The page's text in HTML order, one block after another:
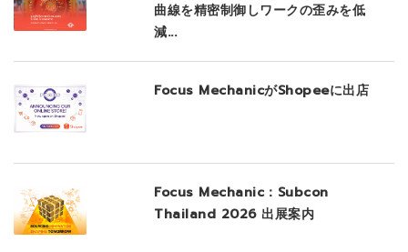
曲線を精密制御しワークの歪みを低
減...
Focus MechanicがShopeeに出店
Focus Mechanic：Subcon
Thailand 2026 出展案内